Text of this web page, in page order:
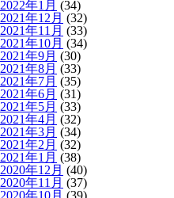
2022年1月 (34)
2021年12月 (32)
2021年11月 (33)
2021年10月 (34)
2021年9月 (30)
2021年8月 (33)
2021年7月 (35)
2021年6月 (31)
2021年5月 (33)
2021年4月 (32)
2021年3月 (34)
2021年2月 (32)
2021年1月 (38)
2020年12月 (40)
2020年11月 (37)
2020年10月 (39)